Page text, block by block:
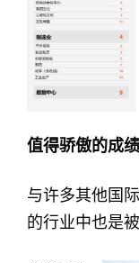
值得骄傲的成绩
与许多其他国
的行业中也是